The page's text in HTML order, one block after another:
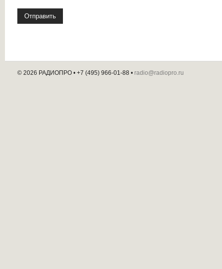
© 2026 РАДИОПРО • +7 (495) 966-01-88 • radio@radiopro.ru